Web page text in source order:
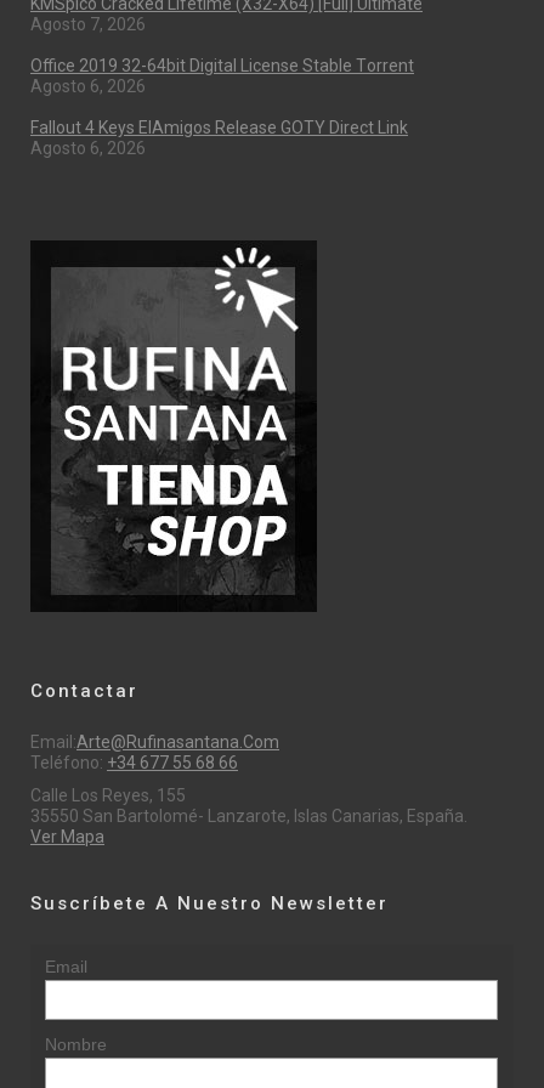
Agosto 7, 2026
Office 2019 32-64bit Digital License Stable Tоrrеnt
Agosto 6, 2026
Fallout 4 Keys ElAmigos Release GOTY Direct Link
Agosto 6, 2026
Contactar
Email:Arte@rufinasantana.com
Teléfono: +34 677 55 68 66
Calle Los Reyes, 155
35550 San Bartolomé- Lanzarote, Islas Canarias, España.
Ver Mapa
Suscríbete A Nuestro Newsletter
Email
Nombre